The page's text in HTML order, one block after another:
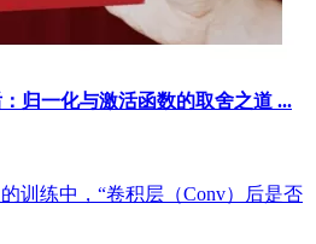
归一化与激活函数的取舍之道 ...
训练中，“卷积层（Conv）后是否